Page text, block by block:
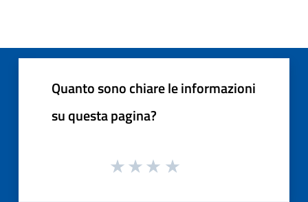
Quanto sono chiare le informazioni
su questa pagina?